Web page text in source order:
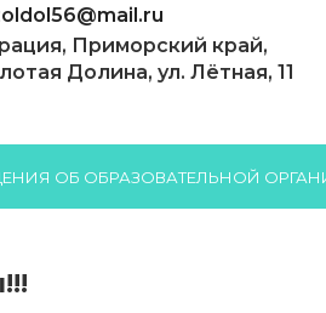
Приморский край,
Долина, ул. Лётная, 11
ОБ ОБРАЗОВАТЕЛЬНОЙ